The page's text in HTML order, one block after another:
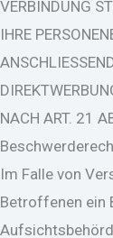
VERBINDUNG
IHRE
NACH ART. 21
Im Falle von
Betroffenen ein